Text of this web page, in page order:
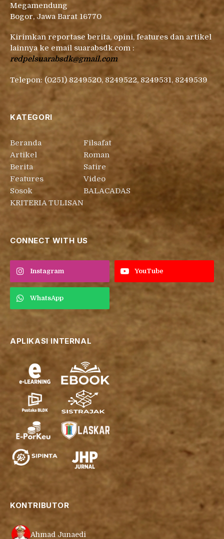
Megamendung
Bogor, Jawa Barat 16770
Kirimkan reportase berita, opini, features dan artikel
lainnya ke email suarabsdk.com :
redpelsuarabsdk@gmail.com
Telepon: (0251) 8249520, 8249522, 8249531, 8249539
KATEGORI
Beranda
Artikel
Berita
Features
Sosok
KRITERIA TULISAN
Filsafat
Roman
Satire
Video
BALACADAS
CONNECT WITH US
Instagram YouTube
WhatsApp
APLIKASI INTERNAL
KONTRIBUTOR
Ahmad Junaedi